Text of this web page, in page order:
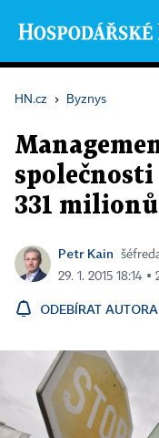
HN.cz › Byznys
331
Petr Kain
29. 1. 2015 18:14
ODEBÍRAT AUTORA